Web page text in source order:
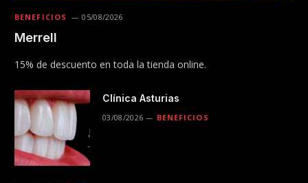
BENEFICIOS 05/08/2026
Merrell
15% de descuento en toda la tienda online.
Clínica Asturias
03/08/2026 BENEFICIOS